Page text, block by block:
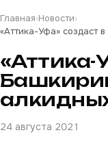
Главная›Новости›
«Аттика-Уфа» создаст
«Аттика-
24 августа 2021